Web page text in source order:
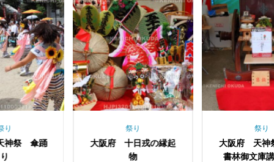
十日戎の縁起
大阪府 天神祭 大阪
書林御文庫講の文車
大阪府